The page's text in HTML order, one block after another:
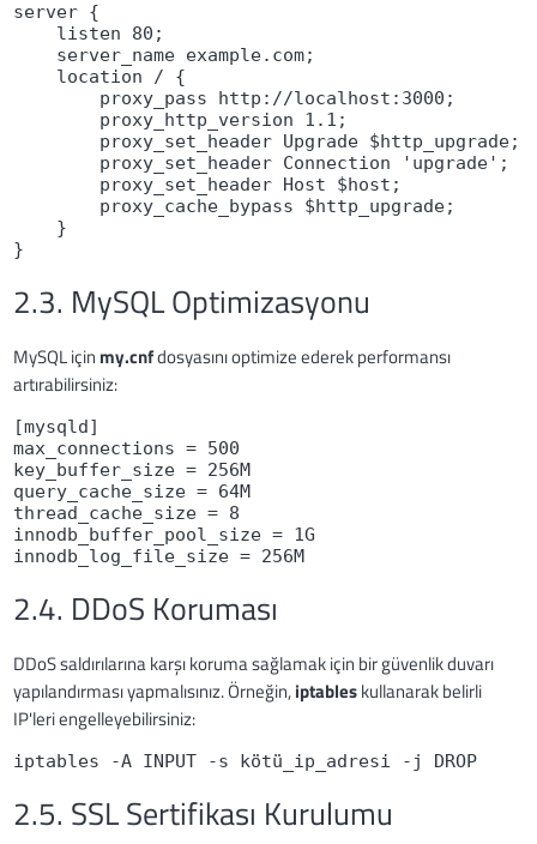
server {
    listen 80;
    server_name example.com;
    location / {
        proxy_pass http://localhost:3000;
        proxy_http_version 1.1;
        proxy_set_header Upgrade $http_upgrade;
        proxy_set_header Connection 'upgrade';
        proxy_set_header Host $host;
        proxy_cache_bypass $http_upgrade;
    }
}
2.3. MySQL Optimizasyonu
MySQL için my.cnfdosyasını optimize ederek performansı
artırabilirsiniz:
[mysqld]
max_connections = 500
key_buffer_size = 256M
query_cache_size = 64M
thread_cache_size = 8
innodb_buffer_pool_size = 1G
innodb_log_file_size = 256M
2.4. DDoS Koruması
DDoS saldırılarına karşı koruma sağlamak için bir güvenlik duvarı
yapılandırması yapmalısınız. Örneğin,iptableskullanarak belirli
IP'leri engelleyebilirsiniz:
iptables -A INPUT -s kötü_ip_adresi -j DROP
2.5. SSL Sertifikası Kurulumu